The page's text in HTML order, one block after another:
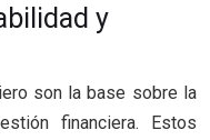
y
son la base sobre la
financiera. Estos